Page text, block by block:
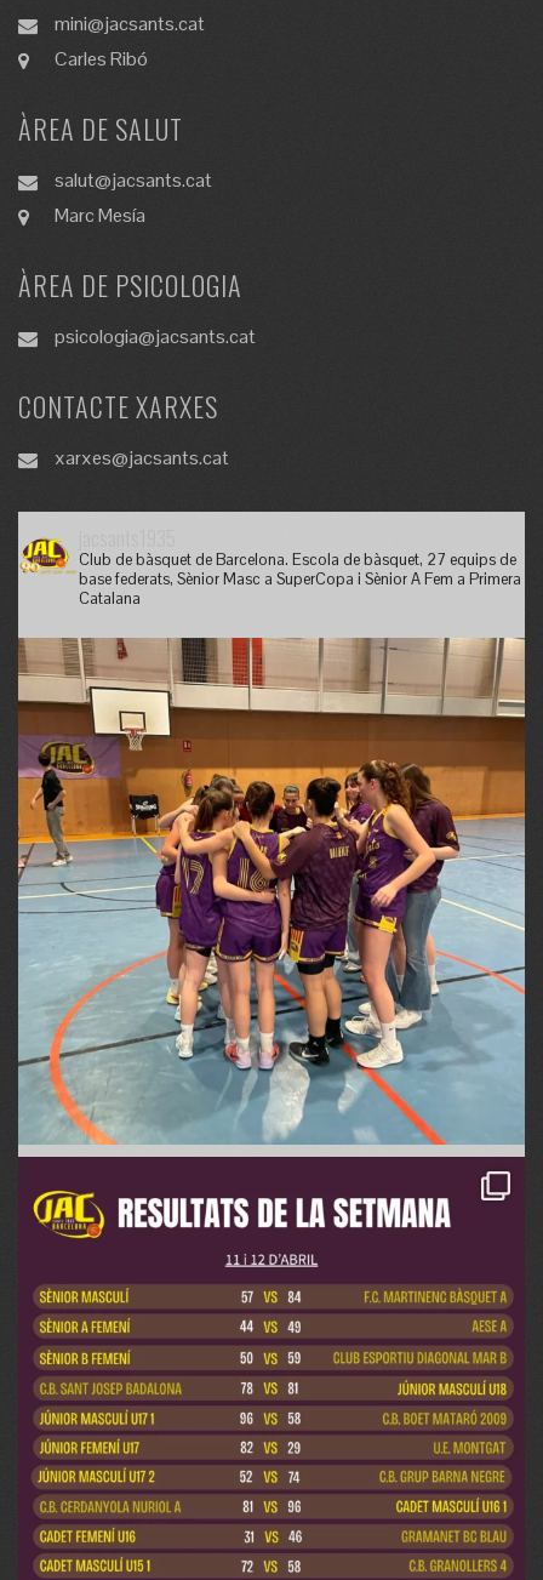
mini@jacsants.cat
Carles Ribó
ÀREA DE SALUT
salut@jacsants.cat
Marc Mesía
ÀREA DE PSICOLOGIA
psicologia@jacsants.cat
CONTACTE XARXES
xarxes@jacsants.cat
Club de bàsquet de Barcelona. Escola de bàsquet, 27 equips de
base federats, Sènior Masc a SuperCopa i Sènior A Fem a Primera
Catalana